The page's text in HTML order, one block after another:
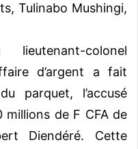
Tulinabo Mushingi,
colonel
d’argent a fait
parquet, l’accusé
millions de F CFA de
Diendéré. Cette